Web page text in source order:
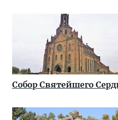
Собор Святейшего